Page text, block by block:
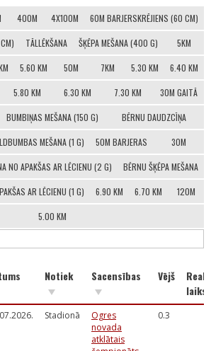
400M 4X100M 60M BARJERSKRĒJIENS (60 CM)
TĀLLĒKŠANA ŠĶĒPA MEŠANA (400 G) 5KM
5.60 KM 50M 7KM 5.30 KM 6.40 KM
5.80 KM 6.30 KM 7.30 KM 30M GAITĀ
BUMBIŅAS MEŠANA (150 G) BĒRNU DAUDZCĪŅA
MEŠANA (1 G) 50M BARJERAS 30M
NO APAKŠAS AR LĒCIENU (2 G) BĒRNU ŠĶĒPA MEŠANA
AR LĒCIENU (1 G) 6.90 KM 6.70 KM 120M
5.00 KM
Notiek Sacensības Vējš
laiks
Stadionā
Ogres
novada
atklātais
0.3